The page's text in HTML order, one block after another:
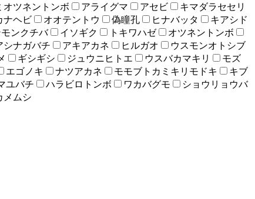
オツネントンボ アライグマ アセビ
キマダラセセリ
ナヘビ オオテントウ 偽瞳孔 ヒナバッタ
キアシド
ンクチバ イソギク トキワハゼ
オツネントンボ
シナガバチ アキアカネ ヒルガオ
ウスモンオトシブ
ギシギシ ジュウニヒトエ ウスバカマキリ
モズ
エゴノキ ナツアカネ モモブトカミキリモドキ
キブ
ユバチ ハラビロトンボ ワカバグモ
ショウリョウバ
メムシ